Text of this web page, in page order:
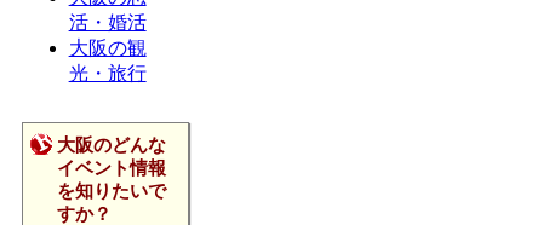
活・婚活
大阪の観
光・旅行
大阪のどんな
イベント情報
を知りたいで
すか？